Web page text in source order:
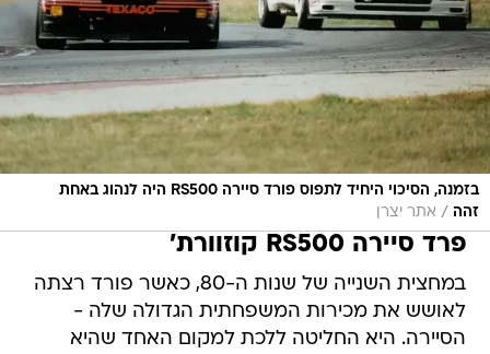
בזמנה, הסיכוי היחיד לתפוס פורד סיירה RS500 היה לנהוג באחת
זהה / אתר יצרן
פרד סיירה RS500 קוזוורת'
במחצית השנייה של שנות ה-80, כאשר פורד רצתה
לאושש את מכירות המשפחתית הגדולה שלה -
הסיירה. היא החליטה ללכת למקום האחד שהיא